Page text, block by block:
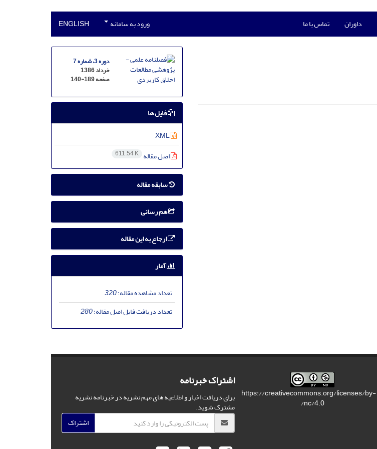
داوران تماس با ما ورود به سامانه ENGLISH
دوره 3، شماره 7
خرداد 1386
صفحه140-189
فایل ها
XML
اصل مقاله 611.54 K
سابقه مقاله
هم رسانی
ارجاع به این مقاله
آمار
تعداد مشاهده مقاله:320
تعداد دریافت فایل اصل مقاله:280
https://creativecommons.org/licenses/by-
nc/4.0/
اشتراک خبرنامه
برای دریافت اخبار و اطلاعیه های مهم نشریه در خبرنامه نشریه
مشترک شوید.
اشتراک